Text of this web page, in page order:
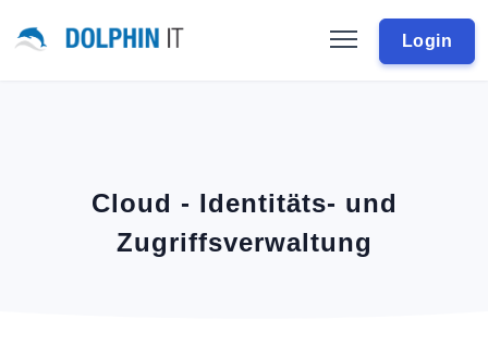
Login
Cloud - Identitäts- und
Zugriffsverwaltung